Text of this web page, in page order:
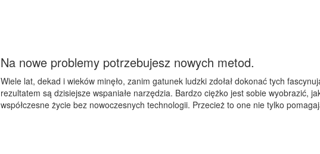
Na nowe problemy potrzebujesz nowych metod.
Wiele lat, dekad i wieków minęło, zanim gatunek ludzki zdołał dokonać tych
rezultatem są dzisiejsze wspaniałe narzędzia. Bardzo ciężko jest sobie wyobrazić,
współczesne życie bez nowoczesnych technologii. Przecież to one nie tylko